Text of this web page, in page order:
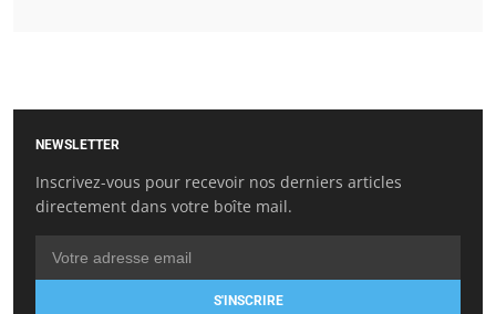
NEWSLETTER
Inscrivez-vous pour recevoir nos derniers articles
directement dans votre boîte mail.
S'INSCRIRE